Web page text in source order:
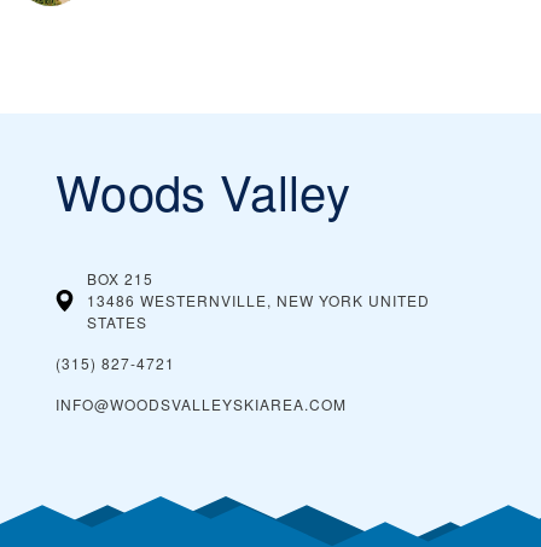
Woods Valley
BOX 215
13486 WESTERNVILLE, NEW YORK UNITED
STATES
(315) 827-4721
INFO@WOODSVALLEYSKIAREA.COM